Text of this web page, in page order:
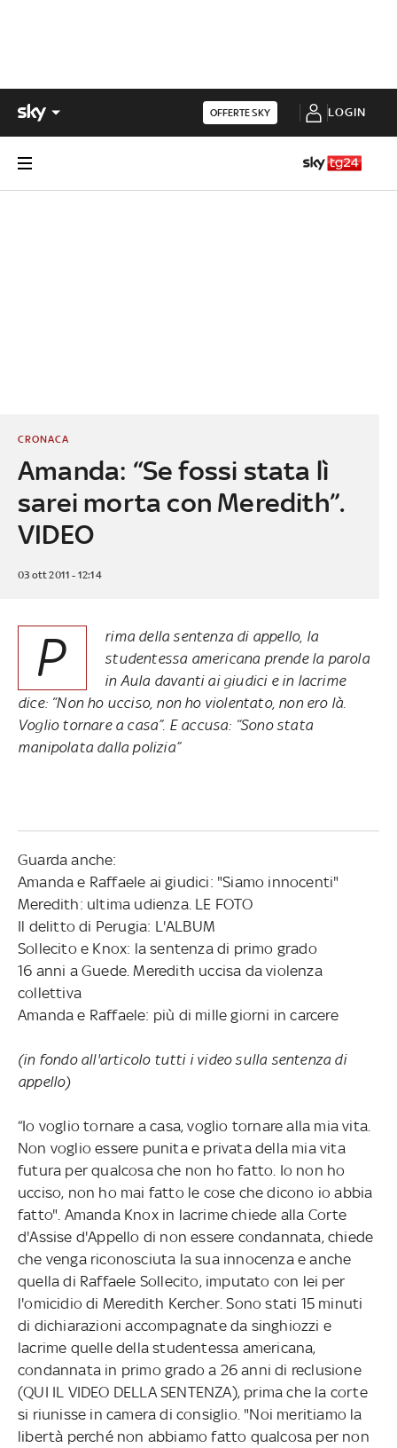
OFFERTE SKY LOGIN
Amanda: “Se fossi stata lì
sarei morta con Meredith”.
VIDEO
CRONACA
03 ott 2011 - 12:14
P
rima della sentenza di appello, la
studentessa americana prende la parola
in Aula davanti ai giudici e in lacrime
dice: “Non ho ucciso, non ho violentato, non ero là.
Voglio tornare a casa”. E accusa: “Sono stata
manipolata dalla polizia”
Guarda anche:
Amanda e Raffaele ai giudici: "Siamo innocenti"
Meredith: ultima udienza. LE FOTO
Il delitto di Perugia: L'ALBUM
Sollecito e Knox: la sentenza di primo grado
16 anni a Guede. Meredith uccisa da violenza
collettiva
Amanda e Raffaele: più di mille giorni in carcere
(in fondo all'articolo tutti i video sulla sentenza di
appello)
“Io voglio tornare a casa, voglio tornare alla mia vita.
Non voglio essere punita e privata della mia vita
futura per qualcosa che non ho fatto. Io non ho
ucciso, non ho mai fatto le cose che dicono io abbia
fatto". Amanda Knox in lacrime chiede alla Corte
d'Assise d'Appello di non essere condannata, chiede
che venga riconosciuta la sua innocenza e anche
quella di Raffaele Sollecito, imputato con lei per
l'omicidio di Meredith Kercher. Sono stati 15 minuti
di dichiarazioni accompagnate da singhiozzi e
lacrime quelle della studentessa americana,
condannata in primo grado a 26 anni di reclusione
(QUI IL VIDEO DELLA SENTENZA), prima che la corte
si riunisse in camera di consiglio. "Noi meritiamo la
libertà perché non abbiamo fatto qualcosa per non